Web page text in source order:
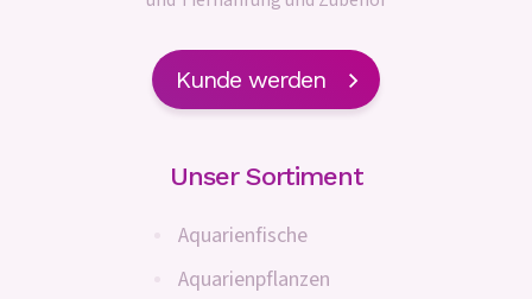
Kunde werden
Unser Sortiment
Aquarienfische
Aquarienpflanzen